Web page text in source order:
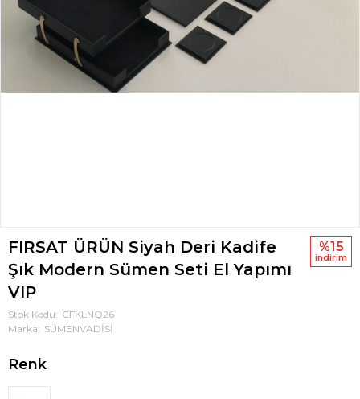
FIRSAT ÜRÜN Siyah Deri Kadife
Şık Modern Sümen Seti El Yapımı
VIP
Stok Kodu
CFKLNQ26
Marka
SÜMENVADİSİ
%15
i̇ndi̇ri̇m
Renk